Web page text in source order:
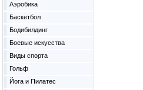
Аэробика
Баскетбол
Бодибилдинг
Боевые искусства
Виды спорта
Гольф
Йога и Пилатес